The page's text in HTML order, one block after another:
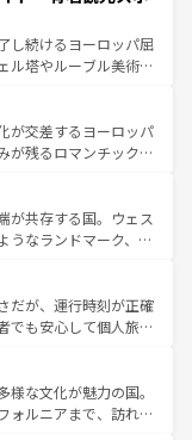
活の一部となってい
囲気や、バルセロナの
古代ローマ遺跡や中世
るスペインはその個
魅了する。 なお、新着のスペイン情報は コ
し続けるヨーロッパ屈
ル塔やルーブル美術館
な宮殿、歴史的な大
自然が、訪れる者を心
食の国としても知ら
ス、プロヴァンスの
楽しみ方が可能だ。さ
れており、どの街角に
異なる文化を体験で
ンス情報はコンテンツ一覧
が交差するヨーロッパ
が残るロマンチック街
きることがない。ベ
のアルプスの絶景、そ
た風景は必見。ビール
お、新着の
してほしい。
が共存する国。ウェス
うなランドマーク、歴
優雅なアフタヌーン
英国パブ、サッカー観
も豊富。イギリスを旅
だが、運行時刻が正確
でも安心して個人旅行
らではのユニークな
く町歩きも満喫する
め物価も高いが、旅行
な文化が魅力の国。
ォルニアまで、訪れる